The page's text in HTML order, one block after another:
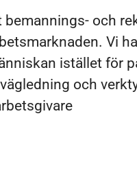
bemannings- och
Vi
istället för
och